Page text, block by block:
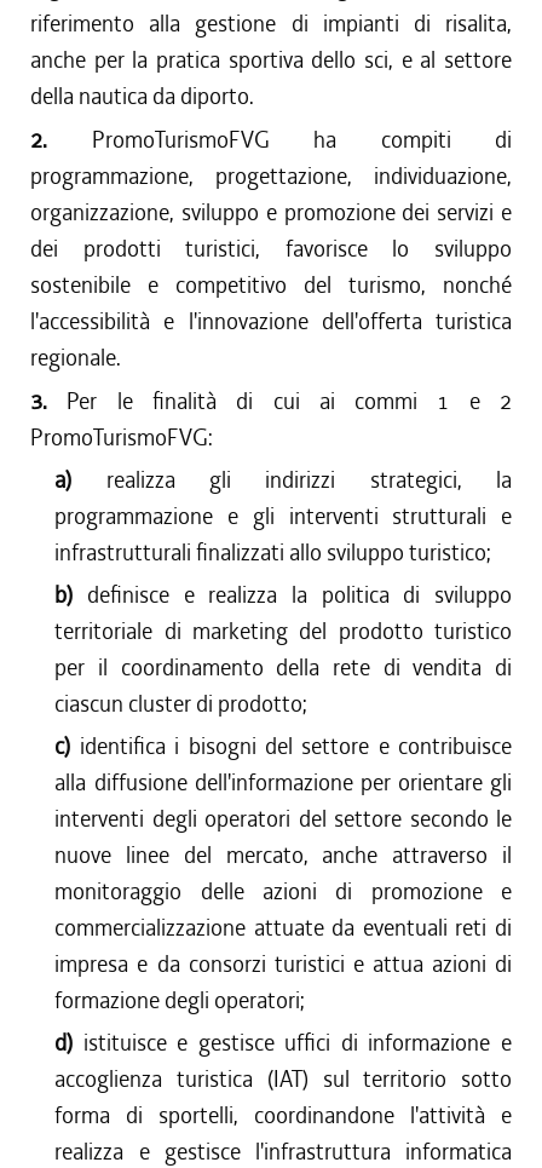
riferimento alla gestione di impianti di risalita,
anche per la pratica sportiva dello sci, e al settore
della nautica da diporto.
2. PromoTurismoFVG ha compiti di
programmazione, progettazione, individuazione,
organizzazione, sviluppo e promozione dei servizi e
dei prodotti turistici, favorisce lo sviluppo
sostenibile e competitivo del turismo, nonché
l'accessibilità e l'innovazione dell'offerta turistica
regionale.
3. Per le finalità di cui ai commi 1 e 2
PromoTurismoFVG:
a) realizza gli indirizzi strategici, la
programmazione e gli interventi strutturali e
infrastrutturali finalizzati allo sviluppo turistico;
b) definisce e realizza la politica di sviluppo
territoriale di marketing del prodotto turistico
per il coordinamento della rete di vendita di
ciascun cluster di prodotto;
c) identifica i bisogni del settore e contribuisce
alla diffusione dell'informazione per orientare gli
interventi degli operatori del settore secondo le
nuove linee del mercato, anche attraverso il
monitoraggio delle azioni di promozione e
commercializzazione attuate da eventuali reti di
impresa e da consorzi turistici e attua azioni di
formazione degli operatori;
d) istituisce e gestisce uffici di informazione e
accoglienza turistica (IAT) sul territorio sotto
forma di sportelli, coordinandone l'attività e
realizza e gestisce l'infrastruttura informatica